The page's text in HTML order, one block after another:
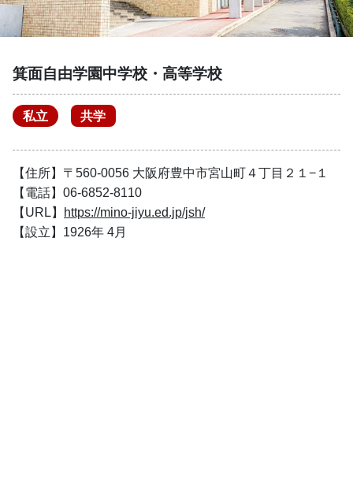
箕面自由学園中学校・高等学校
私立 共学
【住所】〒560-0056 大阪府豊中市宮山町４丁目２１−１
【電話】06-6852-8110
【URL】
https://mino-jiyu.ed.jp/jsh/
【設立】1926年 4月